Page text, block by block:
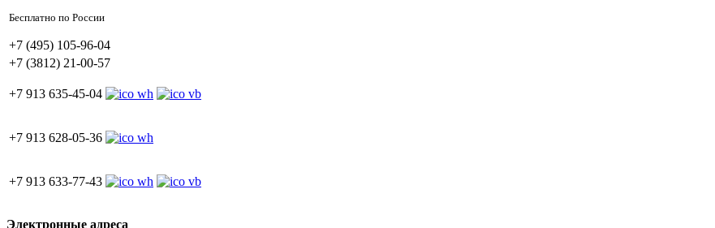
Бесплатно по России
+7 (495) 105-96-04
+7 (3812) 21-00-57
+7 913 635-45-04
+7 913 628-05-36
+7 913 633-77-43
Электронные адреса